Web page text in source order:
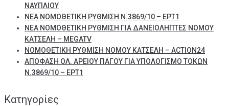
ΝΑΥΠΛΙΟΥ
ΝΕΑ ΝΟΜΟΘΕΤΙΚΗ ΡΥΘΜΙΣΗ Ν.3869/10 – ΕΡΤ1
ΝΕΑ ΝΟΜΟΘΕΤΙΚΗ ΡΥΘΜΙΣΗ ΓΙΑ ΔΑΝΕΙΟΛΗΠΤΕΣ ΝΟΜΟΥ
ΚΑΤΣΕΛΗ – MEGATV
ΝΟΜΟΘΕΤΙΚΗ ΡΥΘΜΙΣΗ ΝΟΜΟΥ ΚΑΤΣΕΛΗ – ACTION24
ΑΠΟΦΑΣΗ ΟΛ. ΑΡΕΙΟΥ ΠΑΓΟΥ ΓΙΑ ΥΠΟΛΟΓΙΣΜΟ ΤΟΚΩΝ
Ν.3869/10 – ΕΡΤ1
Kατηγορίες